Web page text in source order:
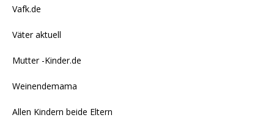
Vafk.de
Väter aktuell
Mutter -Kinder.de
Weinendemama
Allen Kindern beide Eltern